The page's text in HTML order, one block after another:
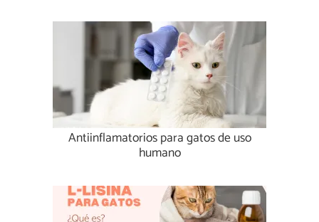
Antiinflamatorios para gatos de uso
humano